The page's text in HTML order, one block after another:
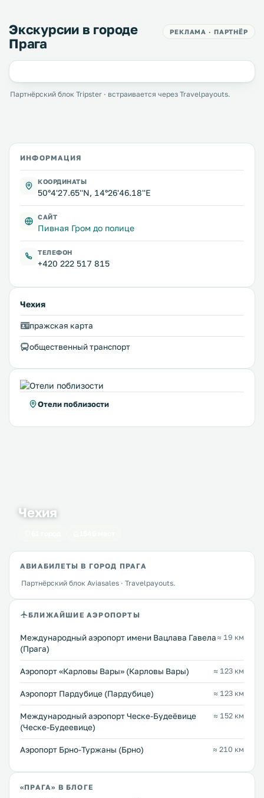
Экскурсии в городе
Прага
РЕКЛАМА · ПАРТНЁР
Партнёрский блок Tripster · встраивается через Travelpayouts.
ИНФОРМАЦИЯ
КООРДИНАТЫ
50°4'27.65''N, 14°26'46.18''E
САЙТ
Пивная Гром до полице
ТЕЛЕФОН
+420 222 517 815
Чехия
пражская карта
общественный транспорт
Отели поблизости
Чехия
АВИАБИЛЕТЫ В ГОРОД ПРАГА
Партнёрский блок Aviasales · Travelpayouts.
БЛИЖАЙШИЕ АЭРОПОРТЫ
Международный аэропорт имени Вацлава Гавела
(Прага)
≈ 19 км
Аэропорт «Карловы Вары» (Карловы Вары) ≈ 123 км
Аэропорт Пардубице (Пардубице) ≈ 123 км
Международный аэропорт Ческе-Будеёвице
(Ческе-Будеевице)
≈ 152 км
Аэропорт Брно-Туржаны (Брно) ≈ 210 км
«ПРАГА» В БЛОГЕ